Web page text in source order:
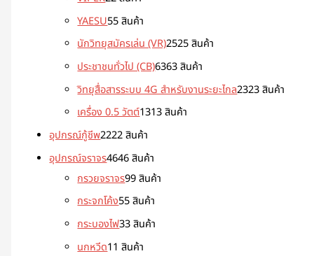
YAESU55 สินค้า
นักวิทยุสมัครเล่น (VR)2525 สินค้า
ประชาชนทั่วไป (CB)6363 สินค้า
วิทยุสื่อสารระบบ 4G สำหรับงานระยะไกล2323 สินค้า
เครื่อง 0.5 วัตต์1313 สินค้า
อุปกรณ์กู้ชีพ2222 สินค้า
อุปกรณ์จราจร4646 สินค้า
กรวยจราจร99 สินค้า
กระจกโค้ง55 สินค้า
กระบองไฟ33 สินค้า
นกหวีด11 สินค้า